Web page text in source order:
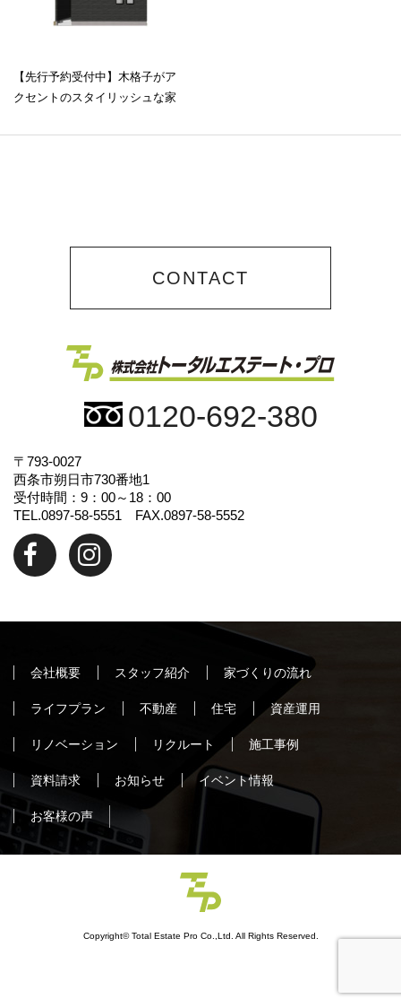
【先行予約受付中】木格子がア
クセントのスタイリッシュな家
CONTACT
0120-692-380
〒793-0027
西条市朔日市730番地1
受付時間：9：00～18：00
TEL.0897-58-5551 FAX.0897-58-5552
会社概要 スタッフ紹介 家づくりの流れ
ライフプラン 不動産 住宅 資産運用
リノベーション リクルート 施工事例
資料請求 お知らせ イベント情報
お客様の声
Copyright© Total Estate Pro Co.,Ltd. All Rights Reserved.